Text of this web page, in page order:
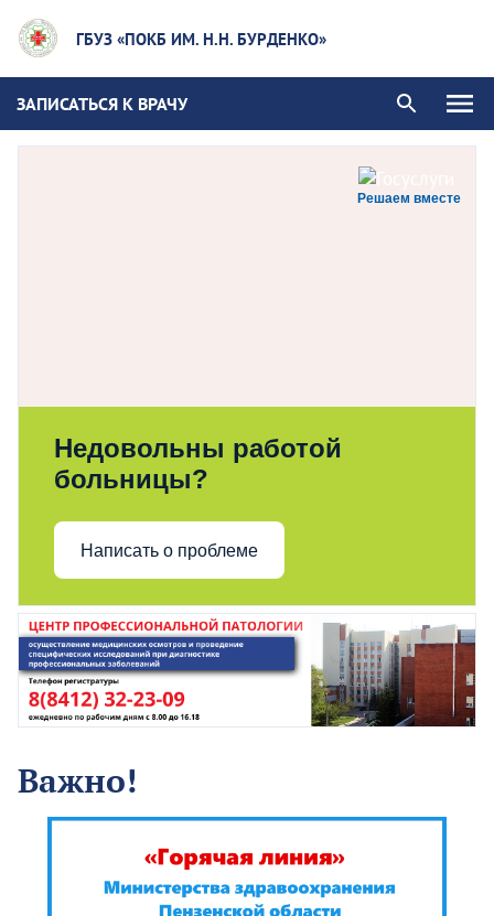
ГБУЗ «ПОКБ ИМ. Н.Н. БУРДЕНКО»
ЗАПИСАТЬСЯ К ВРАЧУ
Решаем вместе
Недовольны работой
больницы?
Написать о проблеме
Важно!